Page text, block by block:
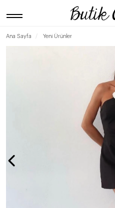
Ana Sayfa Yeni Ürünler